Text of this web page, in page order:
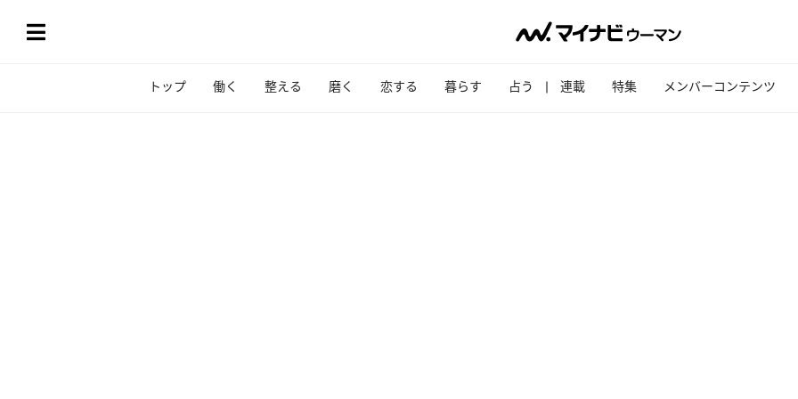
トップ 働く 整える 磨く 恋する 暮らす 占う 連載 特集 メンバーコンテンツ